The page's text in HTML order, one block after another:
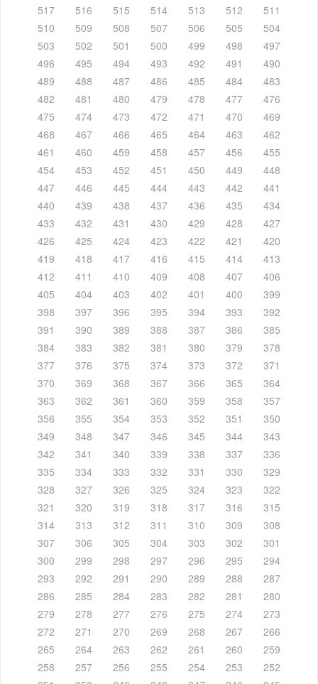
517
516 515 514 513 512
511
510
509 508 507 506 505
504
503
502 501 500 499 498
497
496
495 494 493 492 491
490
489
488 487 486 485 484
483
482
481 480 479 478 477
476
475
474 473 472 471 470
469
468
467 466 465 464 463
462
461
460 459 458 457 456
455
454
453 452 451 450 449
448
447
446 445 444 443 442
441
440
439 438 437 436 435
434
433
432 431 430 429 428
427
426
425 424 423 422 421
420
419
418 417 416 415 414
413
412
411 410 409 408 407
406
405
404 403 402 401 400
399
398
397 396 395 394 393
392
391
390 389 388 387 386
385
384
383 382 381 380 379
378
377
376 375 374 373 372
371
370
369 368 367 366 365
364
363
362 361 360 359 358
357
356
355 354 353 352 351
350
349
348 347 346 345 344
343
342
341 340 339 338 337
336
335
334 333 332 331 330
329
328
327 326 325 324 323
322
321
320 319 318 317 316
315
314
313 312 311 310 309
308
307
306 305 304 303 302
301
300
299 298 297 296 295
294
293
292 291 290 289 288
287
286
285 284 283 282 281
280
279
278 277 276 275 274
273
272
271 270 269 268 267
266
265
264 263 262 261 260
259
258
257 256 255 254 253
252